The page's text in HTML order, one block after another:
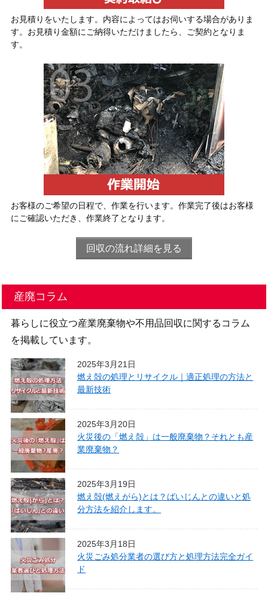
お見積りをいたします。内容によってはお伺いする場合がありま
す。お見積り金額にご納得いただけましたら、ご契約となりま
す。
お客様のご希望の日程で、作業を行います。作業完了後はお客様
にご確認いただき、作業終了となります。
回収の流れ詳細を見る
産廃コラム
暮らしに役立つ産業廃棄物や不用品回収に関するコラム
を掲載しています。
2025年3月21日
燃え殻の処理とリサイクル｜適正処理の方法と
最新技術
2025年3月20日
火災後の「燃え殻」は一般廃棄物？それとも産
業廃棄物？
2025年3月19日
燃え殻(燃えがら)とは？ばいじんとの違いと処
分方法を紹介します。
2025年3月18日
火災ごみ処分業者の選び方と処理方法完全ガイ
ド